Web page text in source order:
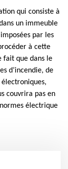
qui consiste à
un immeuble
par les
à cette
fait que dans le
d’incendie, de
couvrira pas en
électrique